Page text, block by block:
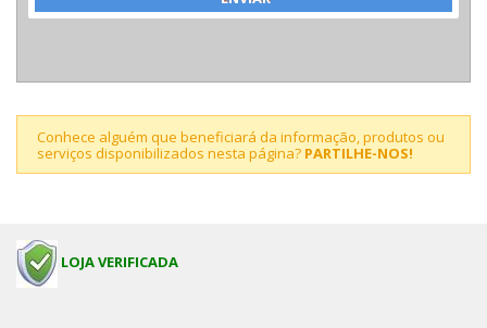
Conhece alguém que beneficiará da informação, produtos ou
serviços disponibilizados nesta página? PARTILHE-NOS!
LOJA VERIFICADA